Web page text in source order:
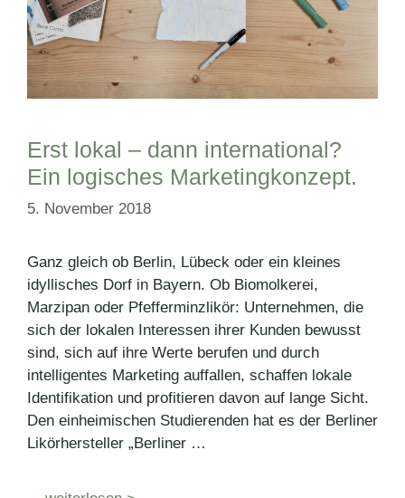
Erst lokal – dann international?
Ein logisches Marketingkonzept.
5. November 2018
Ganz gleich ob Berlin, Lübeck oder ein kleines
idyllisches Dorf in Bayern. Ob Biomolkerei,
Marzipan oder Pfefferminzlikör: Unternehmen, die
sich der lokalen Interessen ihrer Kunden bewusst
sind, sich auf ihre Werte berufen und durch
intelligentes Marketing auffallen, schaffen lokale
Identifikation und profitieren davon auf lange Sicht.
Den einheimischen Studierenden hat es der Berliner
Likörhersteller „Berliner …